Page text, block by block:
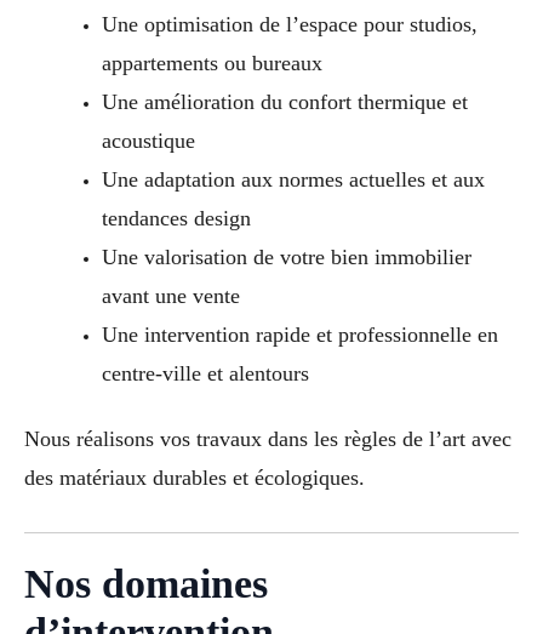
Une optimisation de l’espace pour studios,
appartements ou bureaux
Une amélioration du confort thermique et
acoustique
Une adaptation aux normes actuelles et aux
tendances design
Une valorisation de votre bien immobilier
avant une vente
Une intervention rapide et professionnelle en
centre-ville et alentours
Nous réalisons vos travaux dans les règles de l’art avec
des matériaux durables et écologiques.
Nos domaines